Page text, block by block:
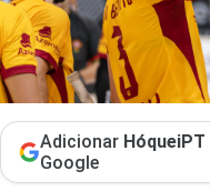
Adicionar HóqueiPT
Google